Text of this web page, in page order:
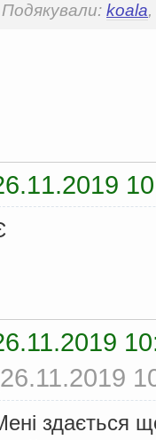
Подякували: koala,
здається